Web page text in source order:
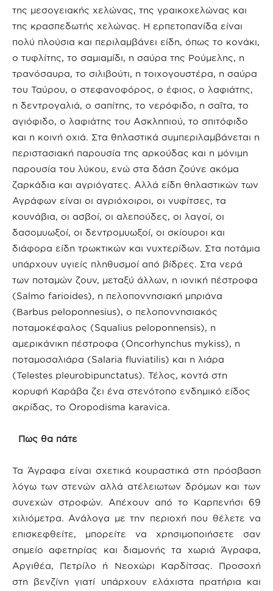
της μεσογειακής χελώνας, της γραικοχελώνας και
της κρασπεδωτής χελώνας. Η ερπετοπανίδα είναι
πολύ πλούσια και περιλαμβάνει είδη, όπως το κονάκι,
ο τυφλίτης, το σαμιαμίδι, η σαύρα της Ρούμελης, η
τρανόσαυρα, το σιλιβούτι, η τοιχογουστέρα, η σαύρα
του Ταύρου, ο στεφανοφόρος, ο έφιος, ο λαφιάτης,
η δεντρογαλιά, ο σαπίτης, το νερόφιδο, η σαΐτα, το
αγιόφιδο, ο λαφιάτης του Ασκληπιού, το σπιτόφιδο
και η κοινή οχιά. Στα θηλαστικά συμπεριλαμβάνεται η
περιστασιακή παρουσία της αρκούδας και η μόνιμη
παρουσία του λύκου, ενώ στα δάση ζούνε ακόμα
ζαρκάδια και αγριόγατες. Αλλά είδη θηλαστικών των
Αγράφων είναι οι αγριόχοιροι, οι νυφίτσες, τα
κουνάβια, οι ασβοί, οι αλεπούδες, οι λαγοί, οι
δασομυωξοί, οι δεντρομυωξοί, οι σκίουροι και
διάφορα είδη τρωκτικών και νυχτερίδων. Στα ποτάμια
υπάρχουν υγιείς πληθυσμοί από βίδρες. Στα νερά
των ποταμών ζουν, μεταξύ άλλων, η ιονική πέστροφα
(Salmo farioides), η πελοποννησιακή μπριάνα
(Barbus peloponnesius), ο πελοποννησιακός
ποταμοκέφαλος (Squalius peloponnensis), η
αμερικάνικη πέστροφα (Oncorhynchus mykiss), η
ποταμοσαλιάρα (Salaria fluviatilis) και η λιάρα
(Telestes pleurobipunctatus). Τέλος, κοντά στη
κορυφή Καράβα ζει ένα στενότοπο ενδημικό είδος
ακρίδας, το Oropodisma karavica.
Πως θα πάτε
Τα Άγραφα είναι σχετικά κουραστικά στη πρόσβαση
λόγω των στενών αλλά ατέλειωτων δρόμων και των
συνεχών στροφών. Απέχουν από το Καρπενήσι 69
χιλιόμετρα. Ανάλογα με την περιοχή που θέλετε να
επισκεφθείτε, μπορείτε να χρησιμοποιήσετε σαν
σημείο αφετηρίας και διαμονής τα χωριά Άγραφα,
Αργιθέα, Πετρίλο ή Νεοχώρι Καρδίτσας. Προσοχή
στη βενζίνη γιατί υπάρχουν ελάχιστα πρατήρια και